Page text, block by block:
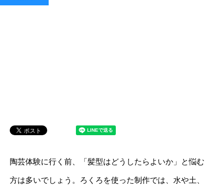
陶芸体験に行く前、「髪型はどうしたらよいか」と悩む
方は多いでしょう。ろくろを使った制作では、水や土、